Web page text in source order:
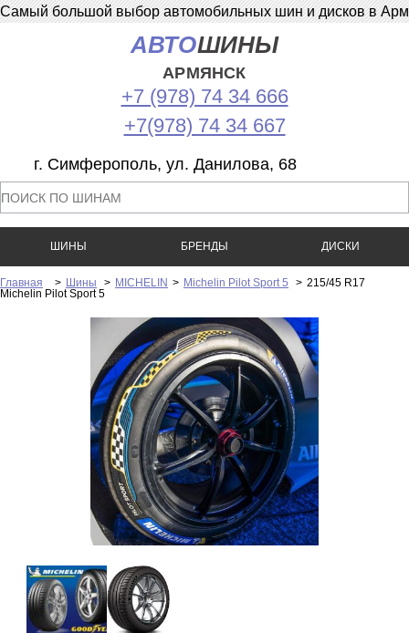
Самый большой выбор автомобильных шин и дисков в
АВТОШИНЫ
АРМЯНСК
+7 (978) 74 34 666
+7(978) 74 34 667
г. Симферополь, ул. Данилова, 68
ШИНЫ БРЕНДЫ ДИСКИ
Главная > Шины > MICHELIN > Michelin Pilot Sport 5 > 215/45 R17
Michelin Pilot Sport 5